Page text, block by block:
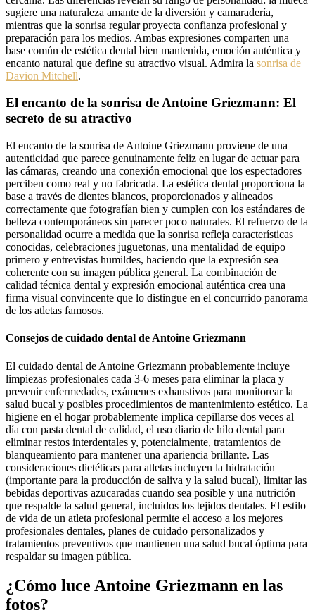
sugiere una naturaleza amante de la diversión y camaradería,
mientras que la sonrisa regular proyecta confianza profesional y
preparación para los medios. Ambas expresiones comparten una
base común de estética dental bien mantenida, emoción auténtica y
encanto natural que define su atractivo visual. Admira la sonrisa de
Davion Mitchell.
El encanto de la sonrisa de Antoine Griezmann: El
secreto de su atractivo
El encanto de la sonrisa de Antoine Griezmann proviene de una
autenticidad que parece genuinamente feliz en lugar de actuar para
las cámaras, creando una conexión emocional que los espectadores
perciben como real y no fabricada. La estética dental proporciona la
base a través de dientes blancos, proporcionados y alineados
correctamente que fotografían bien y cumplen con los estándares de
belleza contemporáneos sin parecer poco naturales. El refuerzo de la
personalidad ocurre a medida que la sonrisa refleja características
conocidas, celebraciones juguetonas, una mentalidad de equipo
primero y entrevistas humildes, haciendo que la expresión sea
coherente con su imagen pública general. La combinación de
calidad técnica dental y expresión emocional auténtica crea una
firma visual convincente que lo distingue en el concurrido panorama
de los atletas famosos.
Consejos de cuidado dental de Antoine Griezmann
El cuidado dental de Antoine Griezmann probablemente incluye
limpiezas profesionales cada 3-6 meses para eliminar la placa y
prevenir enfermedades, exámenes exhaustivos para monitorear la
salud bucal y posibles procedimientos de mantenimiento estético. La
higiene en el hogar probablemente implica cepillarse dos veces al
día con pasta dental de calidad, el uso diario de hilo dental para
eliminar restos interdentales y, potencialmente, tratamientos de
blanqueamiento para mantener una apariencia brillante. Las
consideraciones dietéticas para atletas incluyen la hidratación
(importante para la producción de saliva y la salud bucal), limitar las
bebidas deportivas azucaradas cuando sea posible y una nutrición
que respalde la salud general, incluidos los tejidos dentales. El estilo
de vida de un atleta profesional permite el acceso a los mejores
profesionales dentales, planes de cuidado personalizados y
tratamientos preventivos que mantienen una salud bucal óptima para
respaldar su imagen pública.
¿Cómo luce Antoine Griezmann en las
fotos?